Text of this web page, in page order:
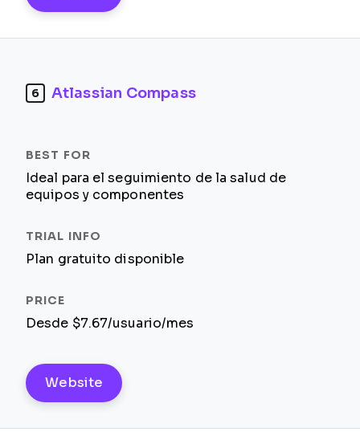
6 Atlassian Compass
Ideal para el seguimiento de la salud de
equipos y componentes
Plan gratuito disponible
Desde $7.67/usuario/mes
Website